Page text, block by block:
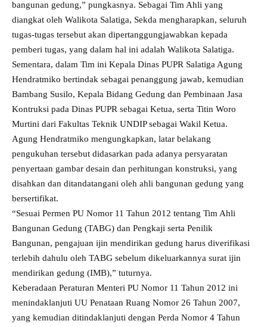
bangunan gedung,” pungkasnya. Sebagai Tim Ahli yang
diangkat oleh Walikota Salatiga, Sekda mengharapkan, seluruh
tugas-tugas tersebut akan dipertanggungjawabkan kepada
pemberi tugas, yang dalam hal ini adalah Walikota Salatiga.
Sementara, dalam Tim ini Kepala Dinas PUPR Salatiga Agung
Hendratmiko bertindak sebagai penanggung jawab, kemudian
Bambang Susilo, Kepala Bidang Gedung dan Pembinaan Jasa
Kontruksi pada Dinas PUPR sebagai Ketua, serta Titin Woro
Murtini dari Fakultas Teknik UNDIP sebagai Wakil Ketua.
Agung Hendratmiko mengungkapkan, latar belakang
pengukuhan tersebut didasarkan pada adanya persyaratan
penyertaan gambar desain dan perhitungan konstruksi, yang
disahkan dan ditandatangani oleh ahli bangunan gedung yang
bersertifikat.
“Sesuai Permen PU Nomor 11 Tahun 2012 tentang Tim Ahli
Bangunan Gedung (TABG) dan Pengkaji serta Penilik
Bangunan, pengajuan ijin mendirikan gedung harus diverifikasi
terlebih dahulu oleh TABG sebelum dikeluarkannya surat ijin
mendirikan gedung (IMB),” tuturnya.
Keberadaan Peraturan Menteri PU Nomor 11 Tahun 2012 ini
menindaklanjuti UU Penataan Ruang Nomor 26 Tahun 2007,
yang kemudian ditindaklanjuti dengan Perda Nomor 4 Tahun